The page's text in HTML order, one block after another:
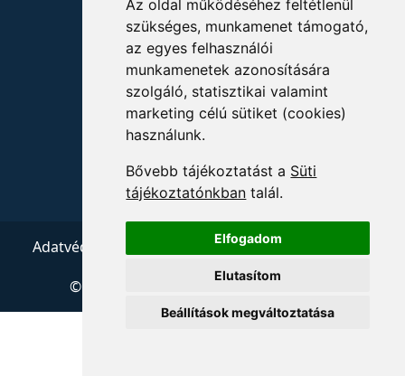
Az oldal működéséhez feltétlenül
szükséges, munkamenet támogató,
az egyes felhasználói
munkamenetek azonosítására
szolgáló, statisztikai valamint
marketing célú sütiket (cookies)
használunk.
Bővebb tájékoztatást a Süti
tájékoztatónkban talál.
Elfogadom
Elutasítom
Beállítások megváltoztatása
ELÉRHETŐSÉGEK
+36 1 880 7600
info@mprx.hu
Adatvédelem Impresszum
© 2026 Copyright:
Menedzserpraxis.hu